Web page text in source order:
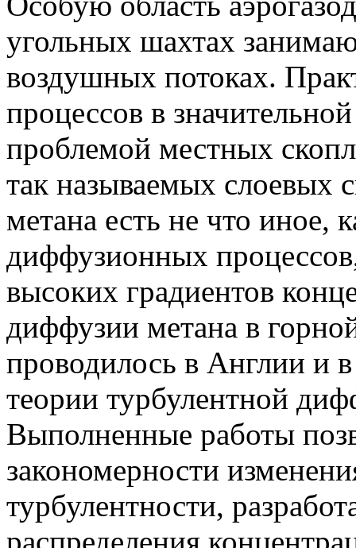
угольных шахтах
воздушных потоках.
процессов в
проблемой местных
так называемых слоевых
метана есть не что иное,
диффузионных
высоких градиентов
диффузии метана в
проводилось в Англии и
теории турбулентной
Выполненные работы
закономерности
турбулентности,
распределения